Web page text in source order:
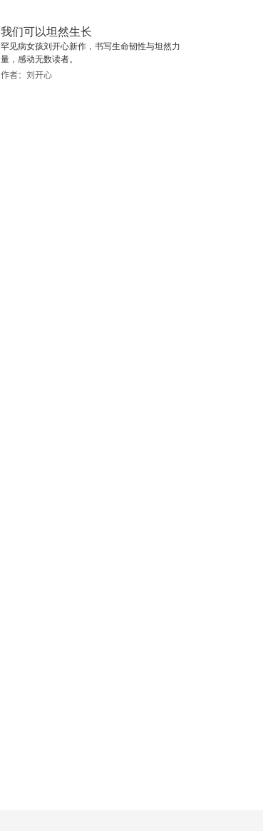
我们可以坦然生长
罕见病女孩刘开心新作，书写生命韧性与坦然力
量，感动无数读者。
作者：刘开心